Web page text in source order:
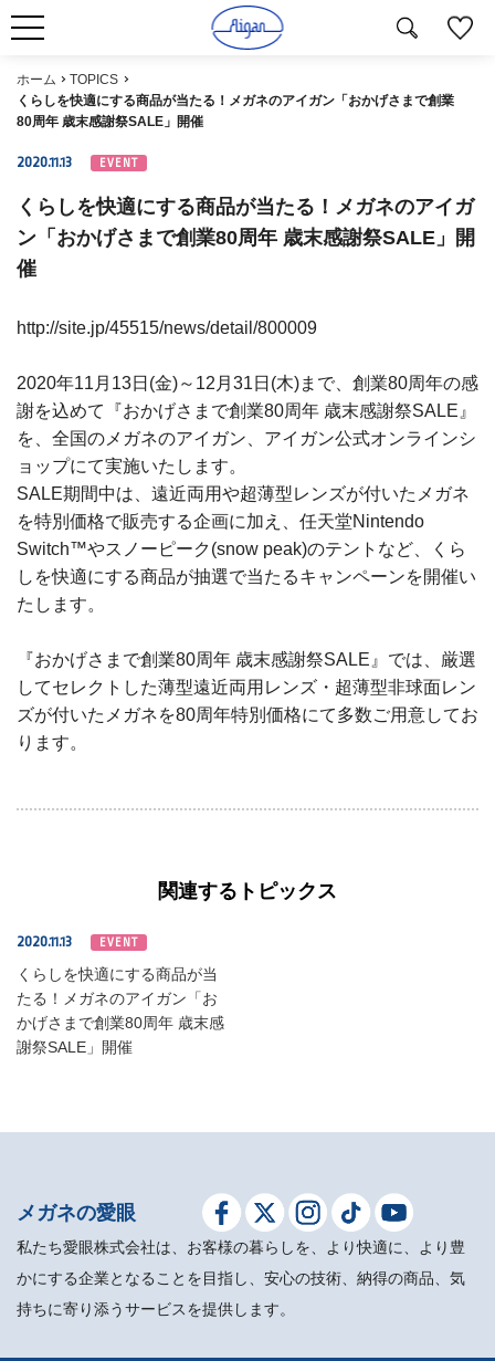
ホーム
TOPICS
くらしを快適にする商品が当たる！メガネのアイガン「おかげさまで創業
80周年 歳末感謝祭SALE」開催
2020.11.13 EVENT
くらしを快適にする商品が当たる！メガネのアイガ
ン「おかげさまで創業80周年 歳末感謝祭SALE」開
催
http://site.jp/45515/news/detail/800009
2020年11月13日(金)～12月31日(木)まで、創業80周年の感
謝を込めて『おかげさまで創業80周年 歳末感謝祭SALE』
を、全国のメガネのアイガン、アイガン公式オンラインシ
ョップにて実施いたします。
SALE期間中は、遠近両用や超薄型レンズが付いたメガネ
を特別価格で販売する企画に加え、任天堂Nintendo
Switch™やスノーピーク(snow peak)のテントなど、くら
しを快適にする商品が抽選で当たるキャンペーンを開催い
たします。
『おかげさまで創業80周年 歳末感謝祭SALE』では、厳選
してセレクトした薄型遠近両用レンズ・超薄型非球面レン
ズが付いたメガネを80周年特別価格にて多数ご用意してお
ります。
関連するトピックス
2020.11.13 EVENT
くらしを快適にする商品が当
たる！メガネのアイガン「お
かげさまで創業80周年 歳末感
謝祭SALE」開催
メガネの愛眼
私たち愛眼株式会社は、お客様の暮らしを、より快適に、より豊
かにする企業となることを目指し、安心の技術、納得の商品、気
持ちに寄り添うサービスを提供します。